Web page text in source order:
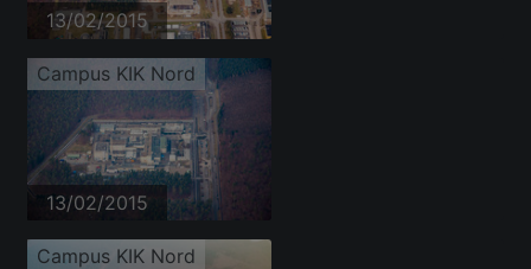
13/02/2015
Campus KIK Nord
13/02/2015
Campus KIK Nord